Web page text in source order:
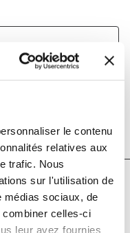
le contenu
relatives aux
trafic. Nous
sur l'utilisation de
médias sociaux, de
combiner celles-ci
leur avez fournies